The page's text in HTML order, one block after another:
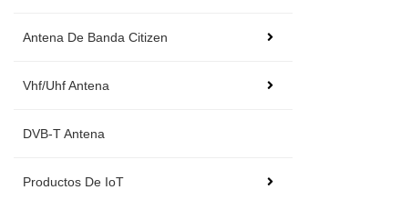
Antena De Banda Citizen
Vhf/Uhf Antena
DVB-T Antena
Productos De IoT